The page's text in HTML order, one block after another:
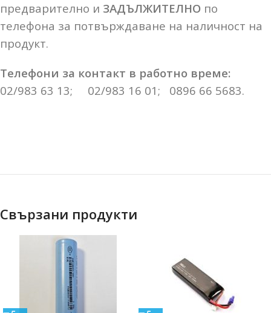
предварително и ЗАДЪЛЖИТЕЛНО по
телефона за потвърждаване на наличност на
продукт.
Телефони за контакт в работно време:
02/983 63 13; 02/983 16 01; 0896 66 5683.
Свързани продукти